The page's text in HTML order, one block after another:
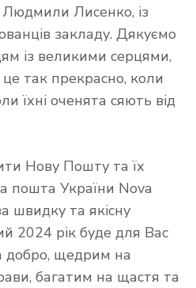
Людмили Лисенко, із
закладу. Дякуємо
із великими серцями,
так прекрасно, коли
їхні оченята сяють від
Нову Пошту та їх
пошта України Nova
швидку та якісну
2024 рік буде для Вас
добро, щедрим на
багатим на щастя та